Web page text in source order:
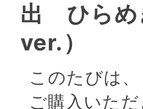
出 ひらめ
ver.）
このたびは
ご購入いた